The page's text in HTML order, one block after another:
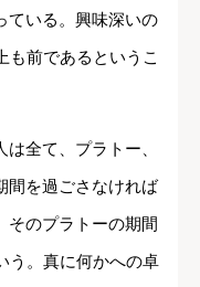
ている。興味深いの
も前であるというこ
全て、プラトー、
間を過ごさなければ
そのプラトーの期間
う。真に何かへの卓